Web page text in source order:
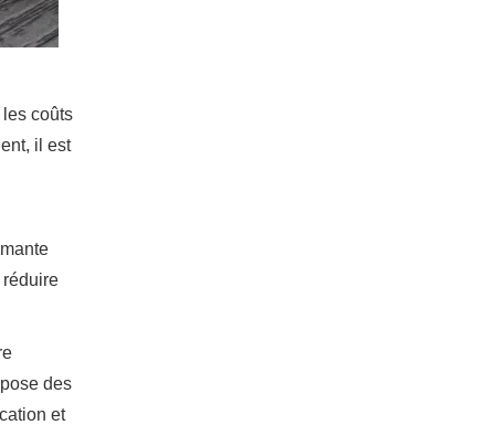
coûts
il est
réduire
des
et